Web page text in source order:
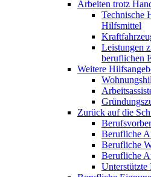
Arbeiten trotz
Technische
Hilfsmittel
Leistungen
beruflichen
Weitere
Zurück auf die
Berufliche
Berufliche
Berufliche
Unterstützte